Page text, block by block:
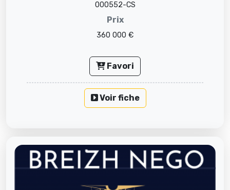
000552-CS
Prix
360 000 €
Favori
Voir fiche